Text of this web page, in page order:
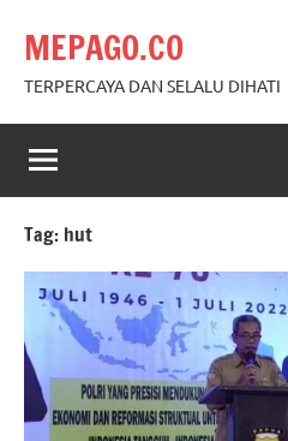
content
MEPAGO.CO
TERPERCAYA DAN SELALU DIHATI
Tag: hut